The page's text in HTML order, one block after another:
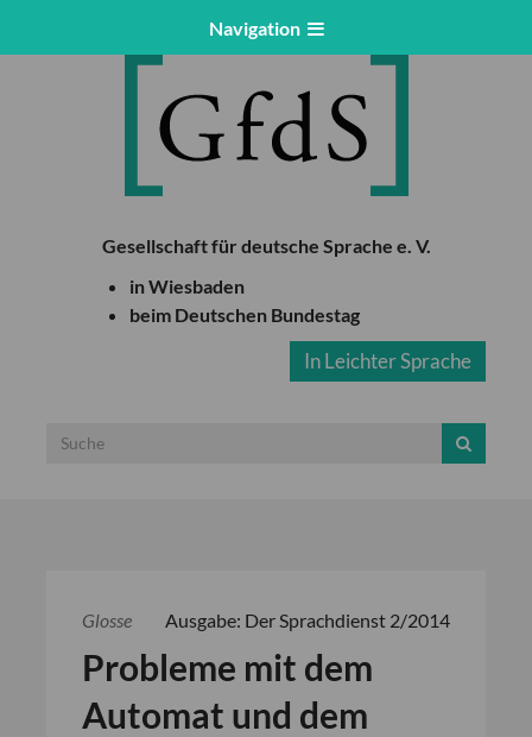
Navigation
Gesellschaft für deutsche Sprache e. V.
in Wiesbaden
beim Deutschen Bundestag
In Leichter Sprache
Glosse Ausgabe: Der Sprachdienst 2/2014
Probleme mit dem
Automat und dem